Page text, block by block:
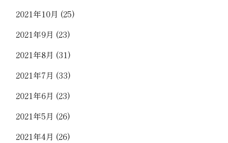
2021年10月 (25)
2021年9月 (23)
2021年8月 (31)
2021年7月 (33)
2021年6月 (23)
2021年5月 (26)
2021年4月 (26)